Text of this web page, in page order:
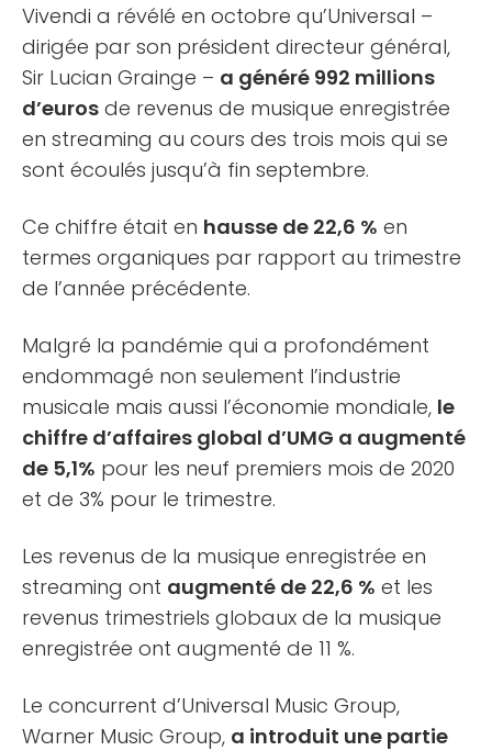
Vivendi a révélé en octobre qu’Universal –
dirigée par son président directeur général,
Sir Lucian Grainge – a généré 992 millions
d’euros de revenus de musique enregistrée
en streaming au cours des trois mois qui se
sont écoulés jusqu’à fin septembre.
Ce chiffre était en hausse de 22,6 % en
termes organiques par rapport au trimestre
de l’année précédente.
Malgré la pandémie qui a profondément
endommagé non seulement l’industrie
musicale mais aussi l’économie mondiale, le
chiffre d’affaires global d’UMG a augmenté
de 5,1% pour les neuf premiers mois de 2020
et de 3% pour le trimestre.
Les revenus de la musique enregistrée en
streaming ont augmenté de 22,6 % et les
revenus trimestriels globaux de la musique
enregistrée ont augmenté de 11 %.
Le concurrent d’Universal Music Group,
Warner Music Group, a introduit une partie